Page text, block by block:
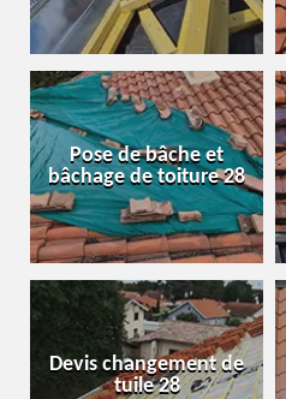
Pose de bâche et
bâchage de toiture 28
Devis changement de
tuile 28